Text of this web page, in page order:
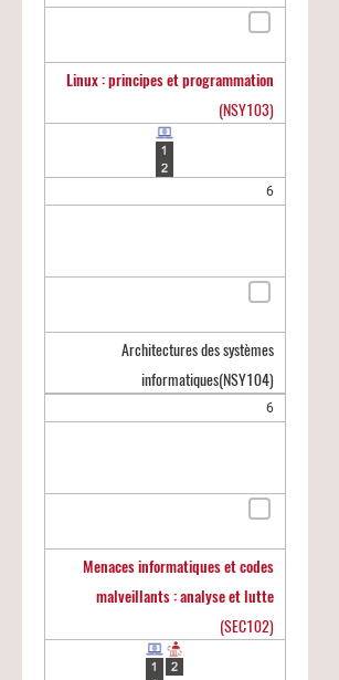
Linux : principes et programmation
(NSY103)
6
Architectures des systèmes
informatiques(NSY104)
6
Menaces informatiques et codes
malveillants : analyse et lutte
(SEC102)